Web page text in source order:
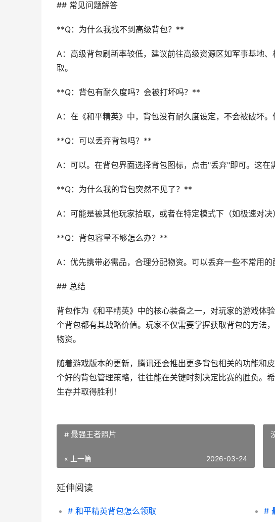
## 常见问题解答
**Q：为什么我找不到高级背包？**
A：高级背包刷新率较低，建议前往高级资源区如军事基地
取。
**Q：背包有耐久度吗？会被打坏吗？**
A：在《和平精英》中，背包没有耐久度设定，不会被破坏。
**Q：可以丢弃背包吗？**
A：可以。在背包界面选择背包图标，点击"丢弃"即可。这在
**Q：为什么我的背包突然不见了？**
A：可能是被其他玩家拾取，或者在特定模式下（如极速对
**Q：背包容量不够怎么办？**
A：优先携带必需品，合理分配物资。可以丢弃一些不常用
## 总结
背包作为《和平精英》中的核心装备之一，对玩家的游戏体
个背包都有其战略价值。玩家不仅需要掌握获取背包的方法
物资。
随着游戏版本的更新，腾讯还会推出更多背包相关的功能和
个好的背包管理策略，往往能在关键时刻决定比赛的胜负。
生存并取得胜利！
# 最强王者照片
« 上一篇 2026-03-24
延伸阅读
# 和平精英背包怎么领取 #